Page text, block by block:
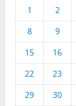
1
2
8
9
15
16
22
23
29
30